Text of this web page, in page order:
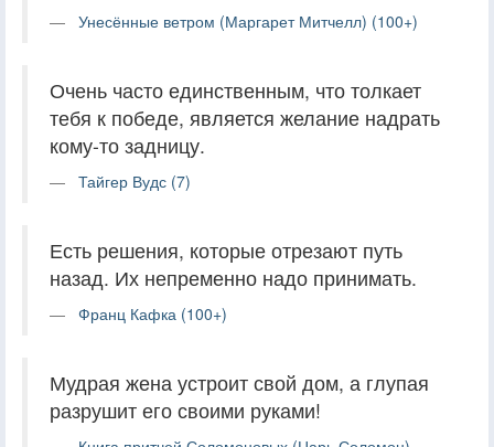
Унесённые ветром (Маргарет Митчелл) (100+)
Очень часто единственным, что толкает
тебя к победе, является желание надрать
кому-то задницу.
Тайгер Вудс (7)
Есть решения, которые отрезают путь
назад. Их непременно надо принимать.
Франц Кафка (100+)
Мудрая жена устроит свой дом, а глупая
разрушит его своими руками!